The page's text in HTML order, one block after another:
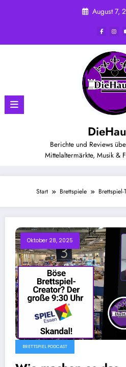
August 7,
Berichte und Reviews
Mittelaltermärkte, Musik &
Start Brettspiele Brettspiel-
Oktober 28, 2025
BRETTSPIEL PODCAST